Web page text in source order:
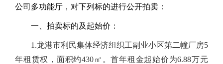
公司 多功能厅 ，对下列标的进行公开拍卖：
一、拍卖标的及起始价：
1.龙港市利民集体经济组织工副业小区第二幢厂房5
年租赁权 ， 面积约430㎡。首年租金起始价为6.88万元